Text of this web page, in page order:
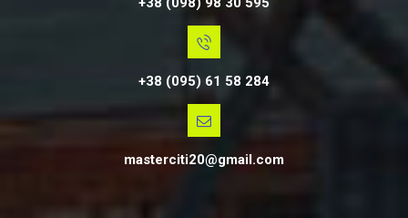
+38 (095) 61 58 284
masterciti20@gmail.com